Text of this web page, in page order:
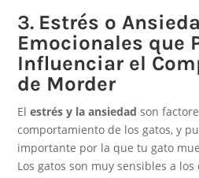
3. Estrés o
Emocionales que
Influenciar el
de Morder
Elestrés y la ansiedad son
comportamiento de los gatos, y
importante por la que tu gato
Los gatos son muy sensibles a